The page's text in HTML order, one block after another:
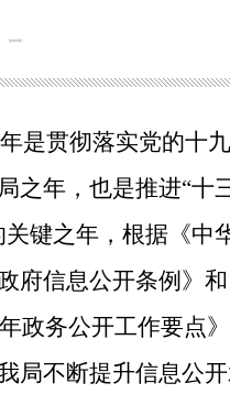
发布时间：
是贯彻落实党的十
之年，也是推进“十
关键之年，根据《中
府信息公开条例》
政务公开工作要点
局不断提升信息公